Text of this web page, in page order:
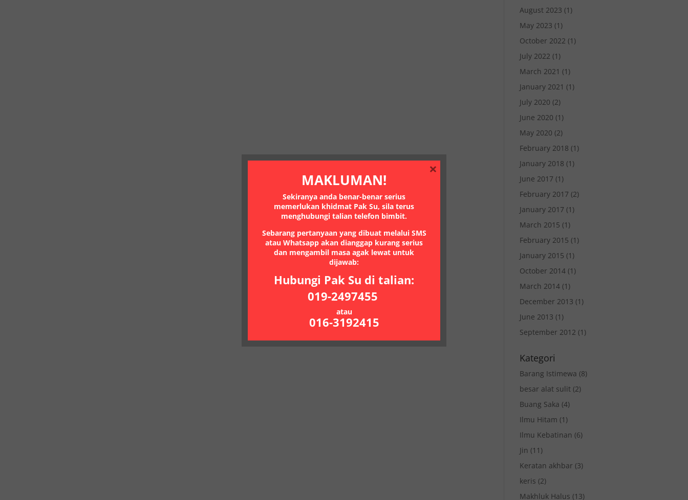
August 2023 (1)
May 2023 (1)
October 2022 (1)
July 2022 (1)
March 2021 (1)
January 2021 (1)
July 2020 (2)
June 2020 (1)
May 2020 (2)
February 2018 (1)
January 2018 (1)
June 2017 (1)
February 2017 (2)
January 2017 (1)
March 2015 (1)
February 2015 (1)
January 2015 (1)
October 2014 (1)
March 2014 (1)
December 2013 (1)
June 2013 (1)
September 2012 (1)
Kategori
Barang Istimewa (8)
besar alat sulit (2)
Buang Saka (4)
Ilmu Hitam (1)
Ilmu Kebatinan (6)
Jin (11)
Keratan akhbar (3)
keris (2)
Makhluk Halus (13)
MAKLUMAN!
Sekiranya anda benar-benar serius
memerlukan khidmat Pak Su, sila terus
menghubungi talian telefon bimbit.
Sebarang pertanyaan yang dibuat melalui SMS
atau Whatsapp akan dianggap kurang serius
dan mengambil masa agak lewat untuk
dijawab:
Hubungi Pak Su di talian:
019-2497455
atau
016-3192415
×